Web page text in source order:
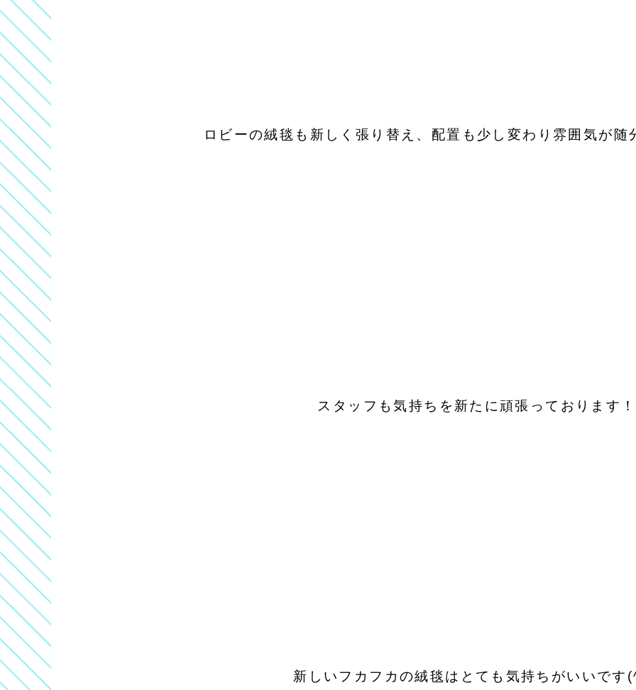
ロビーの絨毯も新しく張り替え、配置も少し変わり雰囲気が随
スタッフも気持ちを新たに頑張っております！
新しいフカフカの絨毯はとても気持ちがいいです